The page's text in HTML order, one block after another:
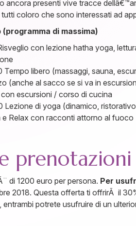
ancora presenti vive tracce
tutti coloro che sono interessati ad
di massima)
con lezione hatha yoga,
Tempo libero (massaggi, sauna,
(anche al sacco se si va in
escursioni / corso di cucina
Lezione di yoga (dinamico,
e Relax con racconti attorno al fuoco
prenotazioni
di 1200 euro per persona. Per
2018. Questa offerta ti offrirÃ il
entrambi potrete usufruire di un